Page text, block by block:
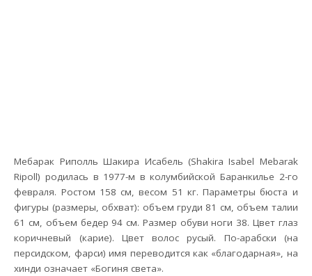
Мебарак Риполль Шакира Исабель (Shakira Isabel Mebarak
Ripoll) родилась в 1977-м в колумбийской Баранкилье 2-го
февраля. Ростом 158 см, весом 51 кг. Параметры бюста и
фигуры (размеры, обхват): объем груди 81 см, объем талии
61 см, объем бедер 94 см. Размер обуви ноги 38. Цвет глаз
коричневый (карие). Цвет волос русый. По-арабски (на
персидском, фарси) имя переводится как «благодарная», на
хинди означает «Богиня света».